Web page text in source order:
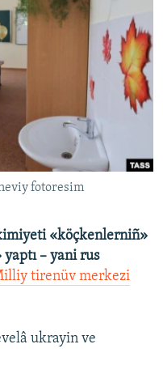
fotoresim
«köçkenlerniñ»
yaptı – yani rus
tirenüv merkezi
ukrayin ve